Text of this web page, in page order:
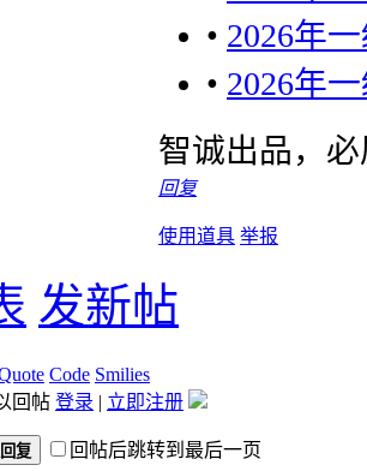
• 2026年
• 2026年
智诚出品，
回复
使用道具 举报
发新帖
Code Smilies
回帖 登录 | 立即注册
复 回帖后跳转到最后一页